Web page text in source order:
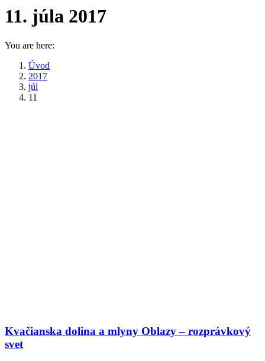
11. júla 2017
You are here:
Úvod
2017
júl
11
Kvačianska dolina a mlyny Oblazy – rozprávkový
svet